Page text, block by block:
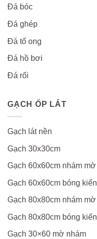
Đá bóc
Đá ghép
Đá tổ ong
Đá hồ bơi
Đá rối
GẠCH ỐP LÁT
Gạch lát nền
Gạch 30x30cm
Gạch 60x60cm nhám mờ
Gạch 60x60cm bóng
Gạch 80x80cm nhám mờ
Gạch 80x80cm bóng
Gạch 30×60 mờ nhám